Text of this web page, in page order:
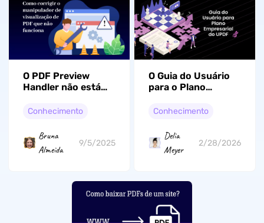
O PDF Preview
Handler não está
Resolvido com 10
comprovadas
Conhecimento
Bruna
Almeida
9/5/2025
O Guia do Usuário
para o Plano
Conhecimento
Delia
Meyer
2/28/2026